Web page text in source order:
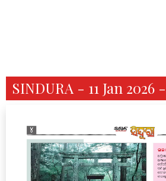
SINDURA - 11 Jan 2026